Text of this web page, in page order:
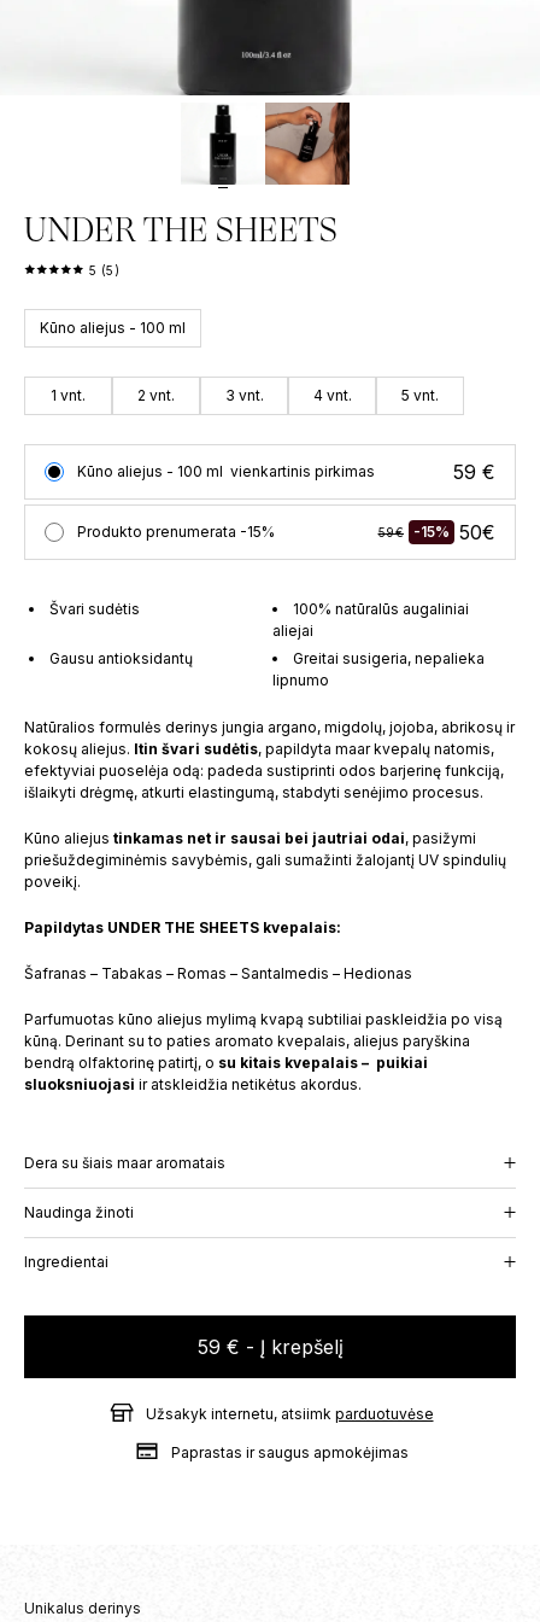
UNDER THE SHEETS
5 (5)
Kūno aliejus - 100 ml
1 vnt. 2 vnt. 3 vnt. 4 vnt. 5 vnt.
Kūno aliejus - 100 ml vienkartinis pirkimas 59 €
Produkto prenumerata -15% 59€ -15% 50€
Švari sudėtis
100% natūralūs augaliniai
aliejai
Gausu antioksidantų
Greitai susigeria, nepalieka
lipnumo
Natūralios formulės derinys jungia argano, migdolų, jojoba, abrikosų ir
kokosų aliejus. Itin švari sudėtis, papildyta maar kvepalų natomis,
efektyviai puoselėja odą: padeda sustiprinti odos barjerinę funkciją,
išlaikyti drėgmę, atkurti elastingumą, stabdyti senėjimo procesus.
Kūno aliejus tinkamas net ir sausai bei jautriai odai, pasižymi
priešuždegiminėmis savybėmis, gali sumažinti žalojantį UV spindulių
poveikį.
Papildytas UNDER THE SHEETS kvepalais:
Šafranas – Tabakas – Romas – Santalmedis – Hedionas
Parfumuotas kūno aliejus mylimą kvapą subtiliai paskleidžia po visą
kūną. Derinant su to paties aromato kvepalais, aliejus paryškina
bendrą olfaktorinę patirtį, o su kitais kvepalais – puikiai
sluoksniuojasi ir atskleidžia netikėtus akordus.
Dera su šiais maar aromatais
Naudinga žinoti
Ingredientai
59 € - Į krepšelį
Užsakyk internetu, atsiimk parduotuvėse
Paprastas ir saugus apmokėjimas
Unikalus derinys